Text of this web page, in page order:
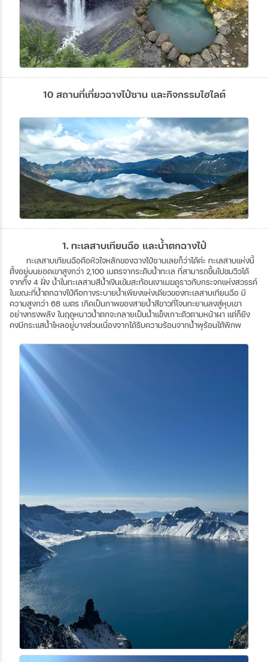
10 สถานที่เที่ยวฉางไป๋ซาน และกิจกรรมไฮไลต์
1. ทะเลสาบเทียนฉือ และน้ำตกฉางไป๋
ทะเลสาบเทียนฉือคือหัวใจหลักของฉางไป๋ซานเลยก็ว่าได้ค่ะ ทะเลสาบแห่งนี้
ตั้งอยู่บนยอดเขาสูงกว่า 2,100 เมตรจากระดับน้ำทะเล ที่สามารถขึ้นไปชมวิวได้
จากทั้ง 4 ฝั่ง น้ำในทะเลสาบสีน้ำเงินเข้มสะท้อนเงาเมฆดูราวกับกระจกแห่งสวรรค์
ในขณะที่น้ำตกฉางไป๋คือทางระบายน้ำเพียงแห่งเดียวของทะเลสาบเทียนฉือ มี
ความสูงกว่า 68 เมตร เกิดเป็นภาพของสายน้ำสีขาวที่โจนทะยานลงสู่หุบเขา
อย่างทรงพลัง ในฤดูหนาวน้ำตกจะกลายเป็นน้ำแข็งเกาะตัวตามหน้าผา แต่ก็ยัง
คงมีกระแสน้ำไหลอยู่บางส่วนเนื่องจากได้รับความร้อนจากน้ำพุร้อนใต้พิภพ